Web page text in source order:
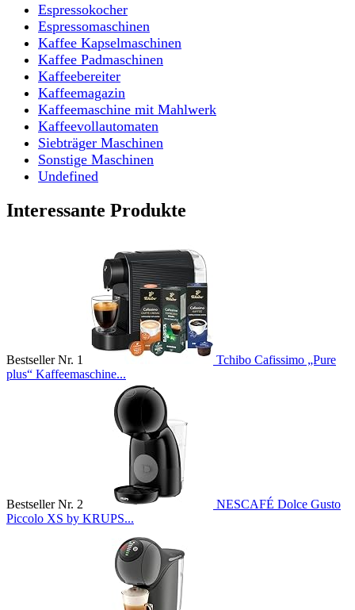
Espressokocher
Espressomaschinen
Kaffee Kapselmaschinen
Kaffee Padmaschinen
Kaffeebereiter
Kaffeemagazin
Kaffeemaschine mit Mahlwerk
Kaffeevollautomaten
Siebträger Maschinen
Sonstige Maschinen
Undefined
Interessante Produkte
Bestseller Nr. 1
Tchibo Cafissimo „Pure
plus“ Kaffeemaschine...
Bestseller Nr. 2
NESCAFÉ Dolce Gusto
Piccolo XS by KRUPS...